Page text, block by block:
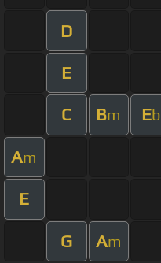
D
E
C Bm Eb
Am
E
G Am